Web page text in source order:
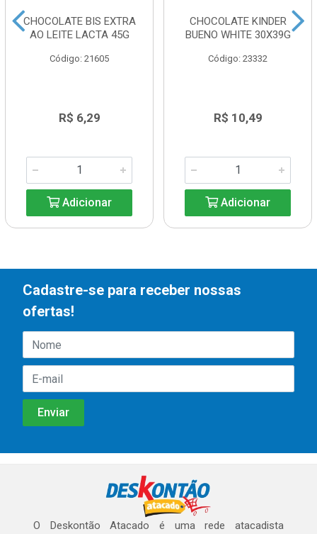
CHOCOLATE BIS EXTRA
AO LEITE LACTA 45G
Código: 21605
R$ 6,29
Adicionar
CHOCOLATE KINDER
BUENO WHITE 30X39G
Código: 23332
R$ 10,49
Adicionar
Cadastre-se para receber nossas
ofertas!
O Deskontão Atacado é uma rede atacadista